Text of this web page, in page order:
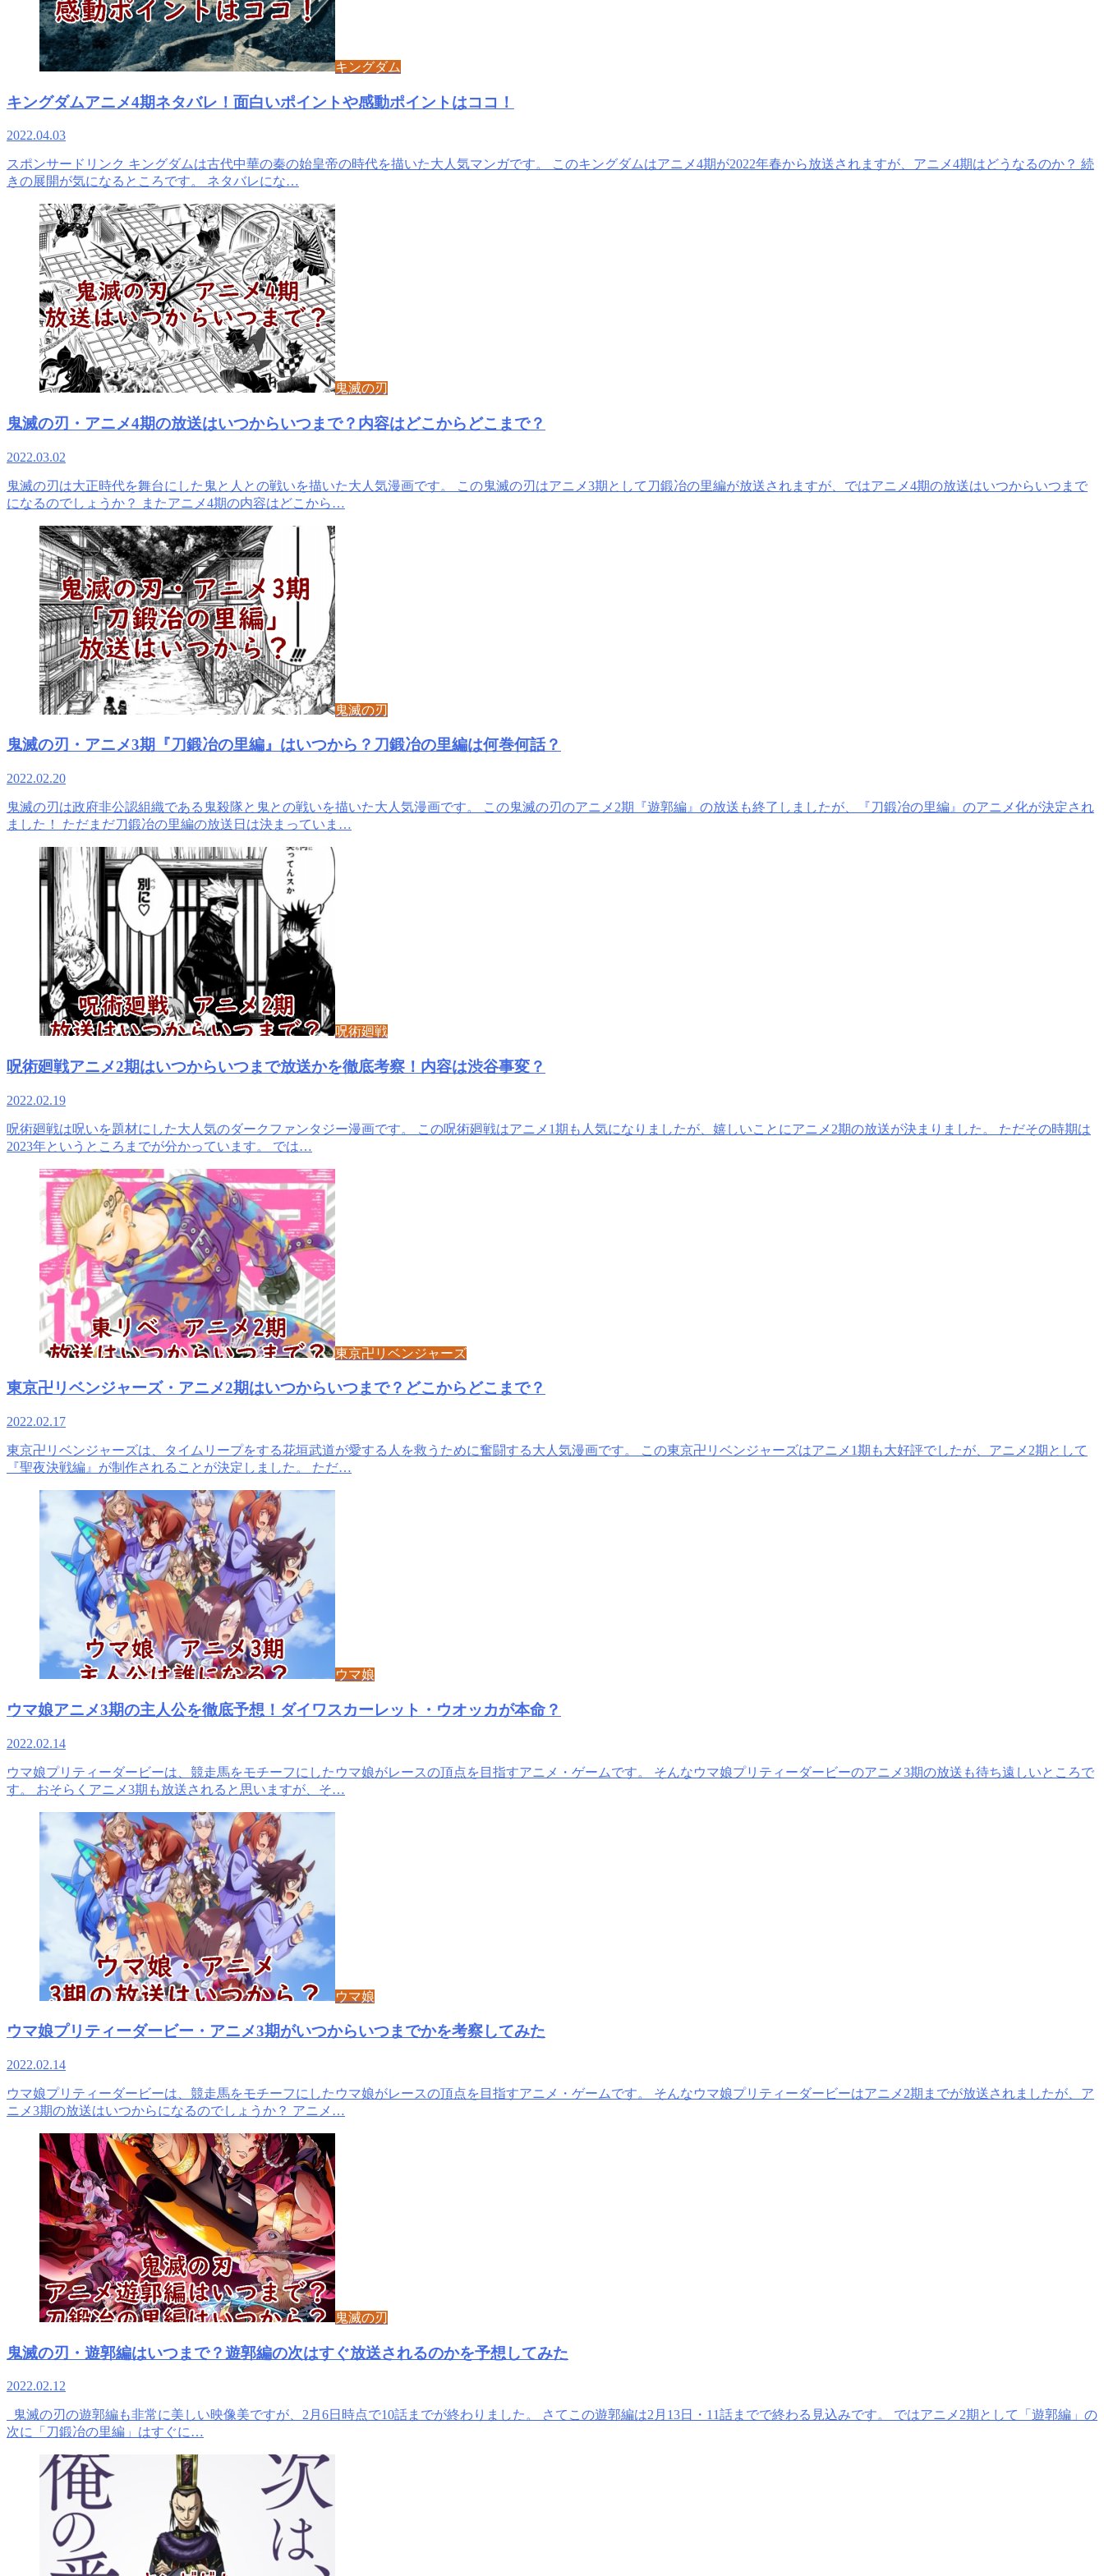
キングダム
キングダムアニメ4期ネタバレ！面白いポイントや感動ポイントはココ！
2022.04.03
スポンサードリンク キングダムは古代中華の秦の始皇帝の時代を描いた大人気マンガです。 このキングダムはアニメ4期が2022年春から放送されますが、アニメ4期はどうなるのか？ 続
きの展開が気になるところです。 ネタバレにな…
鬼滅の刃
鬼滅の刃・アニメ4期の放送はいつからいつまで？内容はどこからどこまで？
2022.03.02
鬼滅の刃は大正時代を舞台にした鬼と人との戦いを描いた大人気漫画です。 この鬼滅の刃はアニメ3期として刀鍛冶の里編が放送されますが、ではアニメ4期の放送はいつからいつまで
になるのでしょうか？ またアニメ4期の内容はどこから…
鬼滅の刃
鬼滅の刃・アニメ3期『刀鍛冶の里編』はいつから？刀鍛冶の里編は何巻何話？
2022.02.20
鬼滅の刃は政府非公認組織である鬼殺隊と鬼との戦いを描いた大人気漫画です。 この鬼滅の刃のアニメ2期『遊郭編』の放送も終了しましたが、『刀鍛冶の里編』のアニメ化が決定され
ました！ ただまだ刀鍛冶の里編の放送日は決まっていま…
呪術廻戦
呪術廻戦アニメ2期はいつからいつまで放送かを徹底考察！内容は渋谷事変？
2022.02.19
呪術廻戦は呪いを題材にした大人気のダークファンタジー漫画です。 この呪術廻戦はアニメ1期も人気になりましたが、嬉しいことにアニメ2期の放送が決まりました。 ただその時期は
2023年というところまでが分かっています。 では…
東京卍リベンジャーズ
東京卍リベンジャーズ・アニメ2期はいつからいつまで？どこからどこまで？
2022.02.17
東京卍リベンジャーズは、タイムリープをする花垣武道が愛する人を救うために奮闘する大人気漫画です。 この東京卍リベンジャーズはアニメ1期も大好評でしたが、アニメ2期として
『聖夜決戦編』が制作されることが決定しました。 ただ…
ウマ娘
ウマ娘アニメ3期の主人公を徹底予想！ダイワスカーレット・ウオッカが本命？
2022.02.14
ウマ娘プリティーダービーは、競走馬をモチーフにしたウマ娘がレースの頂点を目指すアニメ・ゲームです。 そんなウマ娘プリティーダービーのアニメ3期の放送も待ち遠しいところで
す。 おそらくアニメ3期も放送されると思いますが、そ…
ウマ娘
ウマ娘プリティーダービー・アニメ3期がいつからいつまでかを考察してみた
2022.02.14
ウマ娘プリティーダービーは、競走馬をモチーフにしたウマ娘がレースの頂点を目指すアニメ・ゲームです。 そんなウマ娘プリティーダービーはアニメ2期までが放送されましたが、ア
ニメ3期の放送はいつからになるのでしょうか？ アニメ…
鬼滅の刃
鬼滅の刃・遊郭編はいつまで？遊郭編の次はすぐ放送されるのかを予想してみた
2022.02.12
鬼滅の刃の遊郭編も非常に美しい映像美ですが、2月6日時点で10話までが終わりました。 さてこの遊郭編は2月13日・11話までで終わる見込みです。 ではアニメ2期として「遊郭編」の
次に「刀鍛冶の里編」はすぐに…